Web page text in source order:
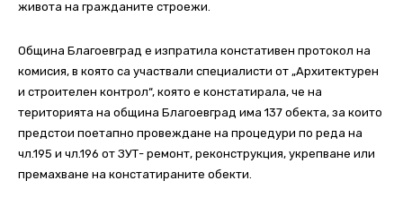
живота на гражданите строежи.
Община Благоевград е изпратила констативен протокол на
комисия, в която са участвали специалисти от „Архитектурен
и строителен контрол“, която е констатирала, че на
територията на община Благоевград има 137 обекта, за които
предстои поетапно провеждане на процедури по реда на
чл.195 и чл.196 от ЗУТ- ремонт, реконструкция, укрепване или
премахване на констатираните обекти.